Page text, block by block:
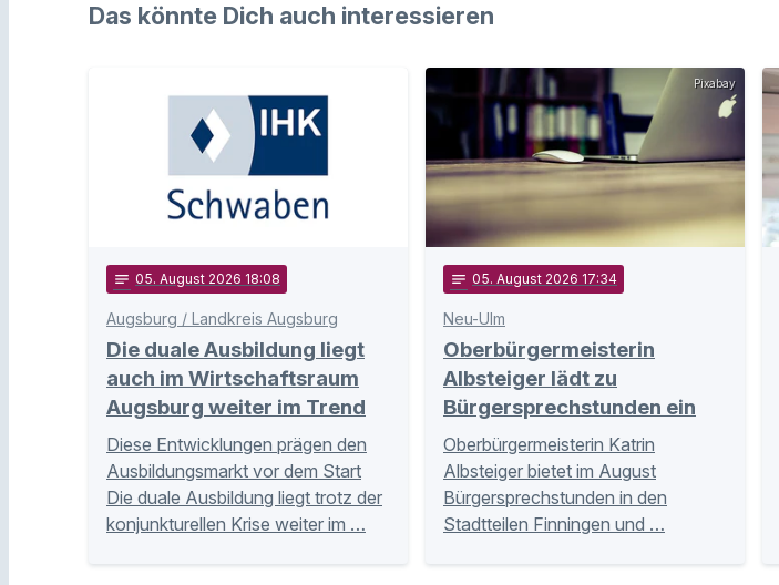
Das könnte Dich auch interessieren
notes 05. August 2026 18:08
Augsburg / Landkreis Augsburg
Die duale Ausbildung liegt
auch im Wirtschaftsraum
Augsburg weiter im Trend
Diese Entwicklungen prägen den
Ausbildungsmarkt vor dem Start
Die duale Ausbildung liegt trotz der
konjunkturellen Krise weiter im …
Pixabay
notes 05. August 2026 17:34
Neu-Ulm
Oberbürgermeisterin
Albsteiger lädt zu
Bürgersprechstunden ein
Oberbürgermeisterin Katrin
Albsteiger bietet im August
Bürgersprechstunden in den
Stadtteilen Finningen und …